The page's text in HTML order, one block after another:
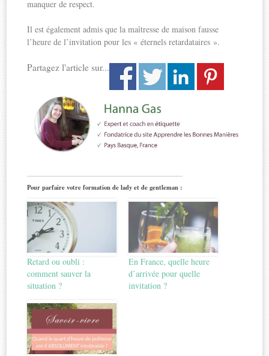
manquer de respect.
Il est également admis que la maîtresse de maison fausse
l’heure de l’invitation pour les « éternels retardataires ».
Partagez l'article sur...
Pour parfaire votre formation de lady et de gentleman :
Retard ou oubli :
comment sauver la
situation ?
En France, quelle heure
d’arrivée pour quelle
invitation ?